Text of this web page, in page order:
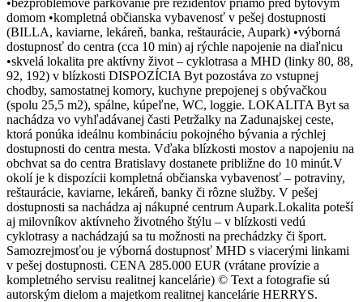
•bezproblémové parkovanie pre rezidentov priamo pred bytovým
domom •kompletná občianska vybavenosť v pešej dostupnosti
(BILLA, kaviarne, lekáreň, banka, reštaurácie, Aupark) •výborná
dostupnosť do centra (cca 10 min) aj rýchle napojenie na diaľnicu
•skvelá lokalita pre aktívny život – cyklotrasa a MHD (linky 80, 88,
92, 192) v blízkosti DISPOZÍCIA Byt pozostáva zo vstupnej
chodby, samostatnej komory, kuchyne prepojenej s obývačkou
(spolu 25,5 m2), spálne, kúpeľne, WC, loggie. LOKALITA Byt sa
nachádza vo vyhľadávanej časti Petržalky na Zadunajskej ceste,
ktorá ponúka ideálnu kombináciu pokojného bývania a rýchlej
dostupnosti do centra mesta. Vďaka blízkosti mostov a napojeniu na
obchvat sa do centra Bratislavy dostanete približne do 10 minút.V
okolí je k dispozícii kompletná občianska vybavenosť – potraviny,
reštaurácie, kaviarne, lekáreň, banky či rôzne služby. V pešej
dostupnosti sa nachádza aj nákupné centrum Aupark.Lokalita poteší
aj milovníkov aktívneho životného štýlu – v blízkosti vedú
cyklotrasy a nachádzajú sa tu možnosti na prechádzky či šport.
Samozrejmosťou je výborná dostupnosť MHD s viacerými linkami
v pešej dostupnosti. CENA 285.000 EUR (vrátane provízie a
kompletného servisu realitnej kancelárie) © Text a fotografie sú
autorským dielom a majetkom realitnej kancelárie HERRYS.